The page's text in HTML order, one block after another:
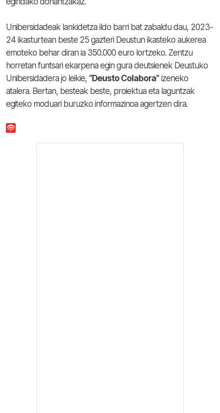
Unibersidadeak lankidetza ildo barri bat zabaldu dau, 2023-
24 ikasturtean beste 25 gazteri Deustun ikasteko aukerea
emoteko behar diran ia 350.000 euro lortzeko. Zentzu
horretan funtsari ekarpena egin gura deutsienek Deustuko
Unibersidadera jo leikie, “Deusto Colabora” izeneko
atalera. Bertan, besteak beste, proiektua eta laguntzak
egiteko moduari buruzko informazinoa agertzen dira.